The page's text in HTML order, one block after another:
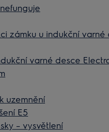
zámku u indukční varné
varné desce
uzemnění
E5
– vysvětlení